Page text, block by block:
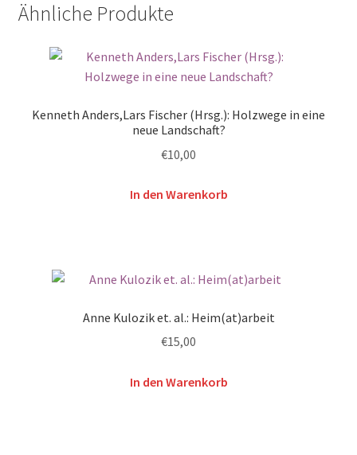
Ähnliche Produkte
Kenneth Anders,Lars Fischer (Hrsg.): Holzwege in eine
neue Landschaft?
€10,00
In den Warenkorb
Anne Kulozik et. al.: Heim(at)arbeit
€15,00
In den Warenkorb